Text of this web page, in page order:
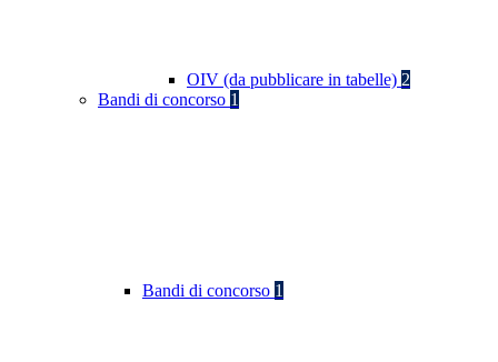
OIV (da pubblicare in tabelle) 2
Bandi di concorso 1
Bandi di concorso 1